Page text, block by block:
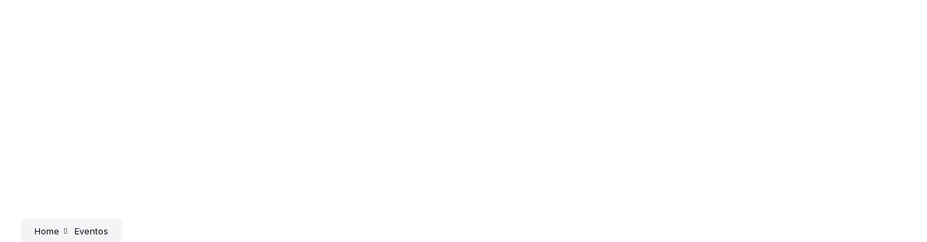
Home Eventos